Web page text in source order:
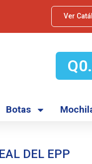
Ver
Q
Botas
DEL EPP